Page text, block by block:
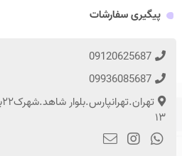
پیگیری سفارشات
09120625687
09936085687
۱۳